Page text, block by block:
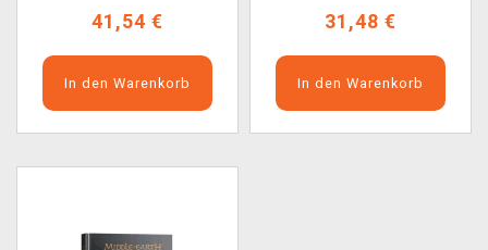
Verpackung)
41,54 €
In den Warenkorb
31,48 €
In den Warenkorb